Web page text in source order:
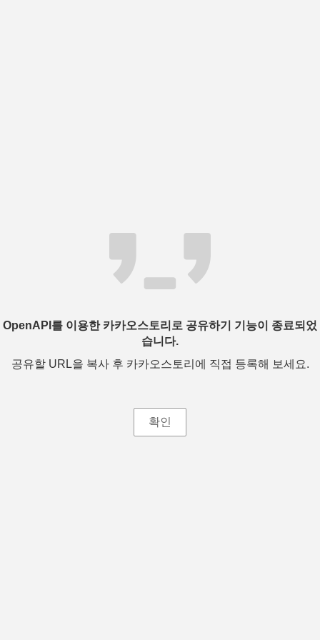
OpenAPI를 이용한 카카오스토리로 공유하기 기능이 종료되었
습니다.
공유할 URL을 복사 후 카카오스토리에 직접 등록해 보세요.
확인